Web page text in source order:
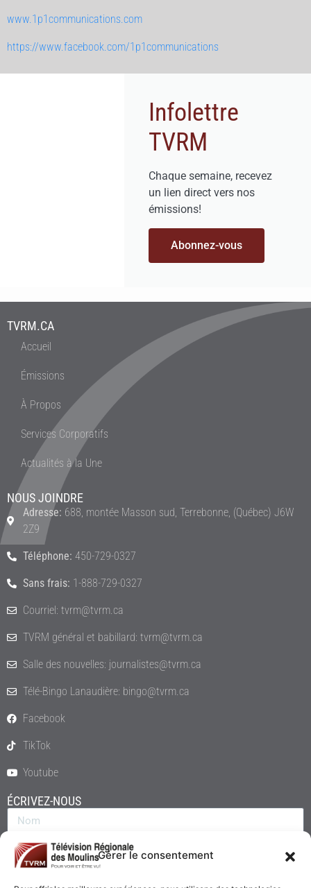
Gérer le consentement
www.1p1communications.com
https://www.facebook.com/1p1communications
Infolettre
TVRM
Chaque semaine, recevez
un lien direct vers nos
émissions!
Abonnez-vous
TVRM.CA
Accueil
Émissions
À Propos
Services Corporatifs
Actualités à la Une
NOUS JOINDRE
Adresse: 688, montée Masson sud, Terrebonne, (Québec) J6W
2Z9
Téléphone: 450-729-0327
Sans frais: 1-888-729-0327
Courriel: tvrm@tvrm.ca
TVRM général et babillard: tvrm@tvrm.ca
Salle des nouvelles: journalistes@tvrm.ca
Télé-Bingo Lanaudière: bingo@tvrm.ca
Facebook
TikTok
Youtube
ÉCRIVEZ-NOUS